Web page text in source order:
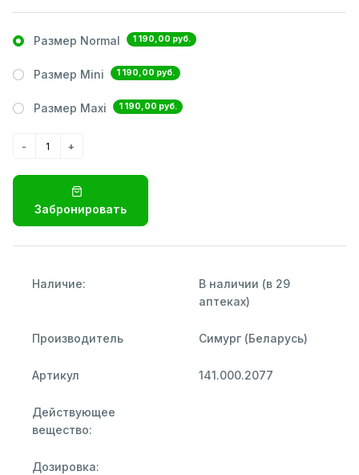
Размер Normal 1 190,00 руб.
Размер Mini 1 190,00 руб.
Размер Maxi 1 190,00 руб.
Забронировать
Наличие:
В наличии (в 29
аптеках)
Производитель Симург (Беларусь)
Артикул 141.000.2077
Действующее
вещество:
Дозировка: